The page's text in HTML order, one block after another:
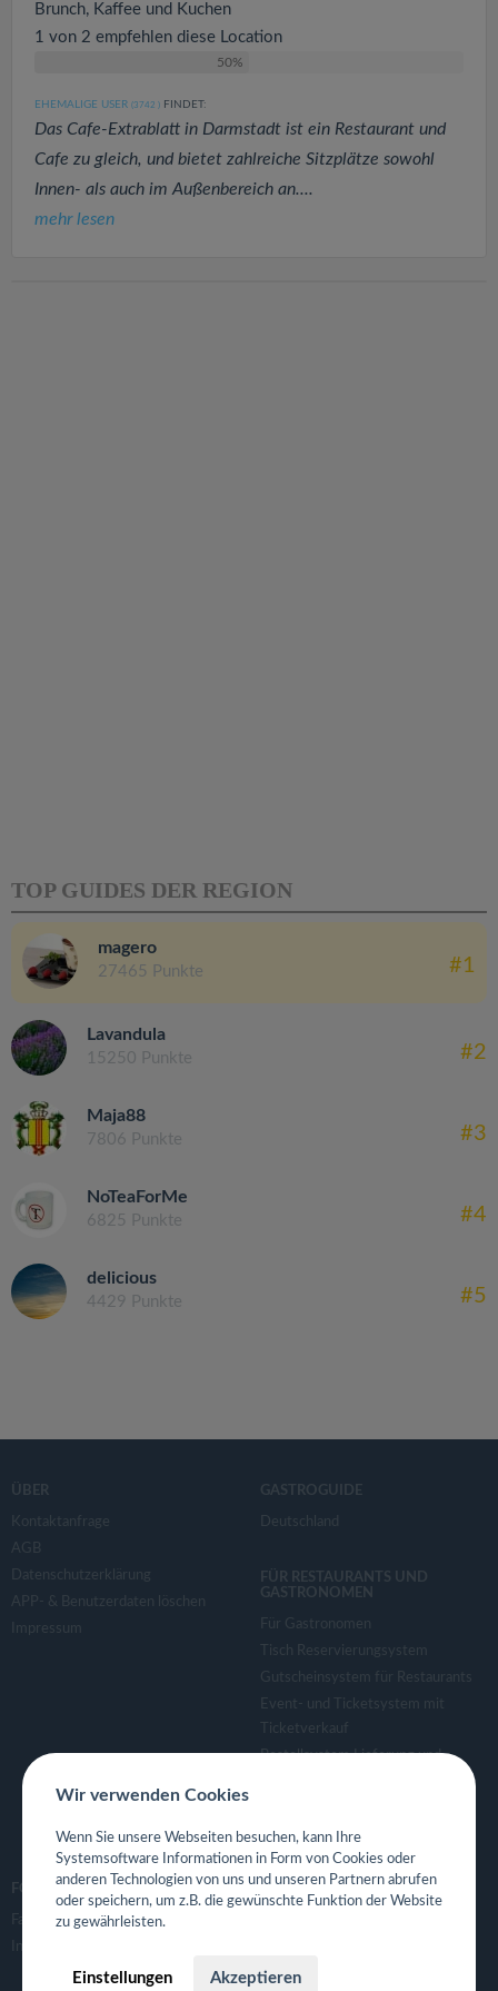
Brunch, Kaffee und Kuchen
1 von 2 empfehlen diese Location
50%
EHEMALIGE USER (3742 ) FINDET:
Das Cafe-Extrablatt in Darmstadt ist ein Restaurant und
Cafe zu gleich, und bietet zahlreiche Sitzplätze sowohl
Innen- als auch im Außenbereich an....
mehr lesen
TOP GUIDES DER REGION
magero
27465 Punkte #1
Lavandula
15250 Punkte #2
Maja88
7806 Punkte #3
NoTeaForMe
6825 Punkte #4
delicious
4429 Punkte #5
ÜBER
Kontaktanfrage
AGB
Datenschutzerklärung
APP- & Benutzerdaten löschen
Impressum
GASTROGUIDE
Deutschland
FÜR RESTAURANTS UND
GASTRONOMEN
Für Gastronomen
Tisch Reservierungsystem
Gutscheinsystem für Restaurants
Event- und Ticketsystem mit
Ticketverkauf
Bestellsystem Lieferung und
Eigene App für Restaurant
FOLGE UNS
Facebook
Instagram
Wir verwenden Cookies
Wenn Sie unsere Webseiten besuchen, kann Ihre
Systemsoftware Informationen in Form von Cookies oder
anderen Technologien von uns und unseren Partnern abrufen
oder speichern, um z.B. die gewünschte Funktion der Website
zu gewährleisten.
Einstellungen Akzeptieren